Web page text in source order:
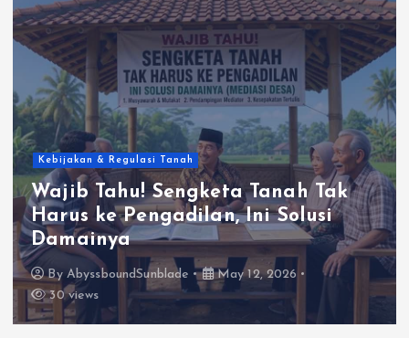
Kebijakan & Regulasi Tanah
Wajib Tahu! Sengketa Tanah Tak
Harus ke Pengadilan, Ini Solusi
Damainya
By AbyssboundSunblade
May 12, 2026
30 views